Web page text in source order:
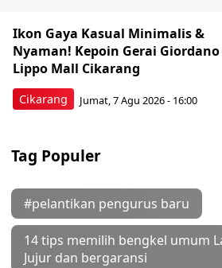
Cikarang
Ikon Gaya Kasual Minimalis &
Nyaman! Kepoin Gerai
Lippo Mall Cikarang
Jumat, 7 Agu 2026 - 16:00
Tag Populer
#pelantikan pengurus baru
14 tips memilih bengkel umum
Jujur dan bergaransi